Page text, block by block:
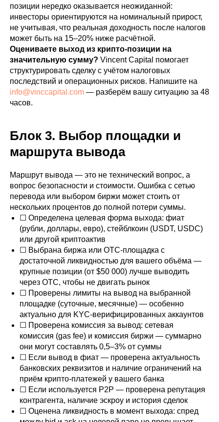
позиции нередко оказывается неожиданной:
инвесторы ориентируются на номинальный прирост,
не учитывая, что реальная доходность после налогов
может быть на 15–20% ниже расчётной.
Оцениваете выход из крипто-позиции на
значительную сумму? Vincent Capital помогает
структурировать сделку с учётом налоговых
последствий и операционных рисков. Напишите на
info@vinccapital.com — разберём вашу ситуацию за 48
часов.
Блок 3. Выбор площадки и
маршрута вывода
Маршрут вывода — это не технический вопрос, а
вопрос безопасности и стоимости. Ошибка с сетью
перевода или выбором биржи может стоить от
нескольких процентов до полной потери суммы.
☐ Определена целевая форма выхода: фиат
(рубли, доллары, евро), стейблкоин (USDT, USDC)
или другой криптоактив
☐ Выбрана биржа или OTC-площадка с
достаточной ликвидностью для вашего объёма —
крупные позиции (от $50 000) лучше выводить
через OTC, чтобы не двигать рынок
☐ Проверены лимиты на вывод на выбранной
площадке (суточные, месячные) — особенно
актуально для KYC-верифицированных аккаунтов
☐ Проверена комиссия за вывод: сетевая
комиссия (gas fee) и комиссия биржи — суммарно
они могут составлять 0,5–3% от суммы
☐ Если вывод в фиат — проверена актуальность
банковских реквизитов и наличие ограничений на
приём крипто-платежей у вашего банка
☐ Если используется P2P — проверена репутация
контрагента, наличие эскроу и история сделок
☐ Оценена ликвидность в момент выхода: спред